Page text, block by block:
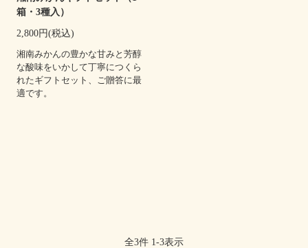
箱・3種入）
2,800円(税込)
湘南みかんの豊かな甘みと芳醇
な酸味をいかして丁寧につくら
れたギフトセット、ご贈答に最
適です。
全3件 1-3表示